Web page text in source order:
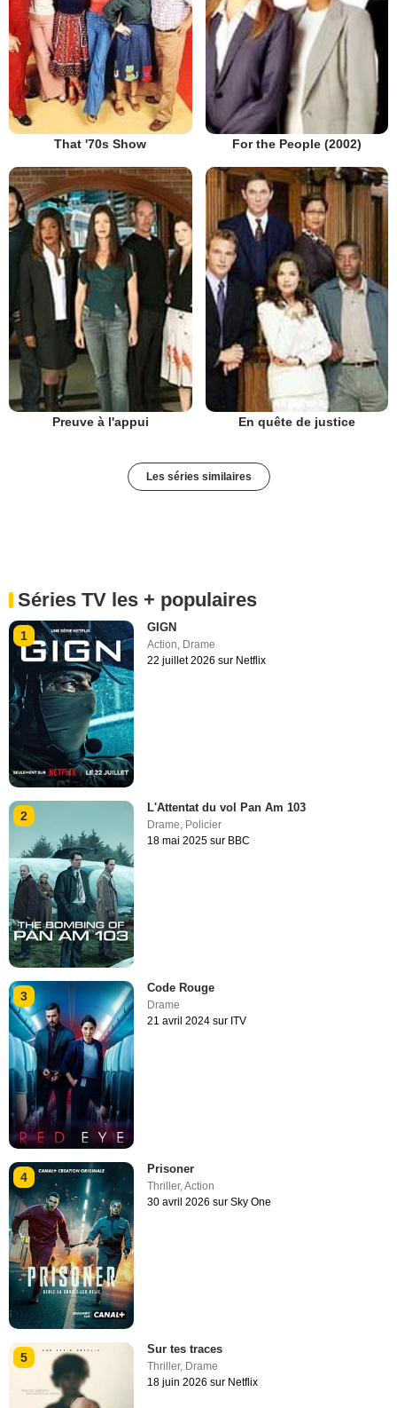
That '70s Show For the People (2002)
Preuve à l'appui En quête de justice
Les séries similaires
Séries TV les + populaires
1
GIGN
Action Drame
22 juillet 2026 sur Netflix
2
L'Attentat du vol Pan Am 103
Drame, Policier
18 mai 2025 sur BBC
3
Code Rouge
Drame
21 avril 2024 sur ITV
4
Prisoner
Thriller,Action
30 avril 2026 sur Sky One
5
Sur tes traces
Thriller, Drame
18 juin 2026 sur Netflix